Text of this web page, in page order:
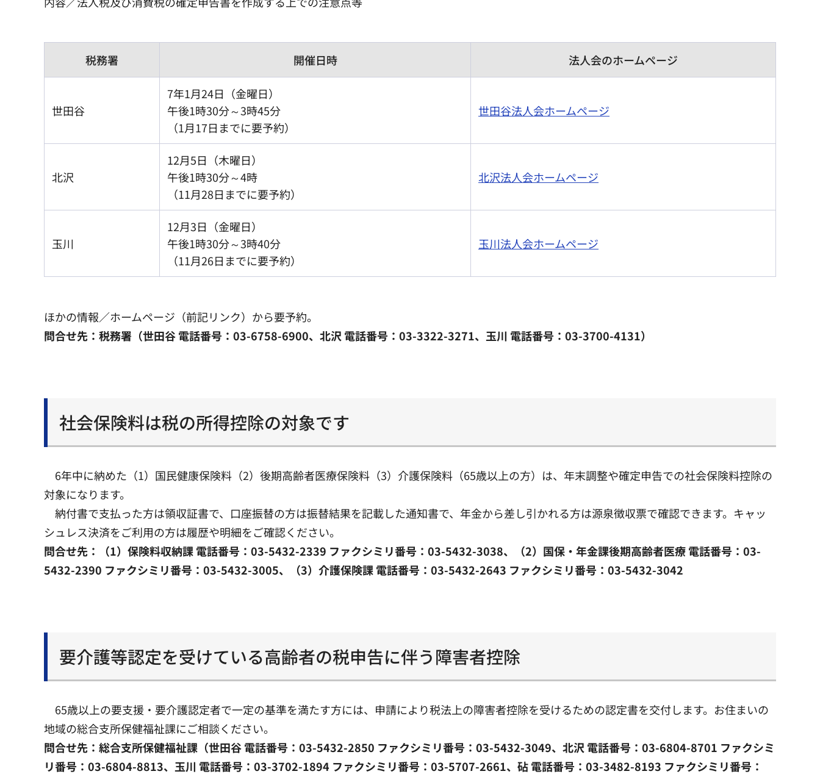
税務署 開催日時 法人会のホームページ
世田谷
7年1月24日（金曜日）
午後1時30分～3時45分
（1月17日までに要予約）
世田谷法人会ホームページ
北沢
12月5日（木曜日）
午後1時30分～4時
（11月28日までに要予約）
北沢法人会ホームページ
玉川
12月3日（金曜日）
午後1時30分～3時40分
（11月26日までに要予約）
玉川法人会ホームページ
ほかの情報／ホームページ（前記リンク）から要予約。
問合せ先：税務署（世田谷 電話番号：03-6758-6900、北沢 電話番号：03-3322-3271、玉川 電話番号：03-3700-4131）
社会保険料は税の所得控除の対象です
6年中に納めた（1）国民健康保険料（2）後期高齢者医療保険料（3）介護保険料（65歳以上の方）は、年末調整や確定申告での社会保険料控除の
対象になります。
納付書で支払った方は領収証書で、口座振替の方は振替結果を記載した通知書で、年金から差し引かれる方は源泉徴収票で確認できます。キャッ
シュレス決済をご利用の方は履歴や明細をご確認ください。
問合せ先：（1）保険料収納課 電話番号：03-5432-2339 ファクシミリ番号：03-5432-3038、（2）国保・年金課後期高齢者医療 電話番号：03-
5432-2390 ファクシミリ番号：03-5432-3005、（3）介護保険課 電話番号：03-5432-2643 ファクシミリ番号：03-5432-3042
要介護等認定を受けている高齢者の税申告に伴う障害者控除
65歳以上の要支援・要介護認定者で一定の基準を満たす方には、申請により税法上の障害者控除を受けるための認定書を交付します。お住まいの
地域の総合支所保健福祉課にご相談ください。
問合せ先：総合支所保健福祉課（世田谷 電話番号：03-5432-2850 ファクシミリ番号：03-5432-3049、北沢 電話番号：03-6804-8701 ファクシミ
リ番号：03-6804-8813、玉川 電話番号：03-3702-1894 ファクシミリ番号：03-5707-2661、砧 電話番号：03-3482-8193 ファクシミリ番号：